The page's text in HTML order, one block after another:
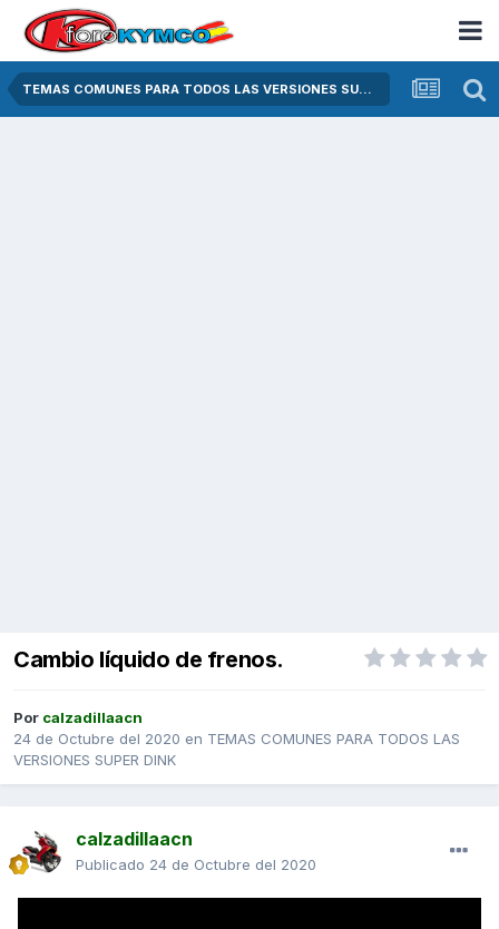
TEMAS COMUNES PARA TODOS LAS VERSIONES SUPER DINK
Cambio líquido de frenos.
Por calzadillaacn
24 de Octubre del 2020 en TEMAS COMUNES PARA TODOS LAS
VERSIONES SUPER DINK
calzadillaacn
Publicado 24 de Octubre del 2020